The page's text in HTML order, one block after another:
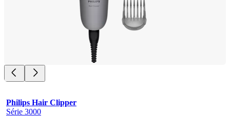
Philips Hair Clipper
Série 3000